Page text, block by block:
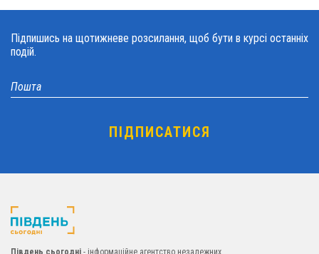
Підпишись на щотижневе розсилання, щоб бути в курсі останніх
подій.
Південь сьогодні - інформаційне агентство незалежних